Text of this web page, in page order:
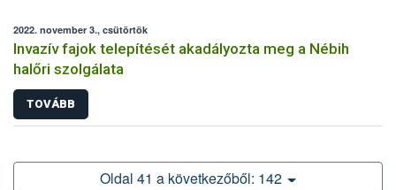
2022. november 3., csütörtök
Invazív fajok telepítését akadályozta meg a Nébih
halőri szolgálata
TOVÁBB
Oldal 41 a következőből: 142